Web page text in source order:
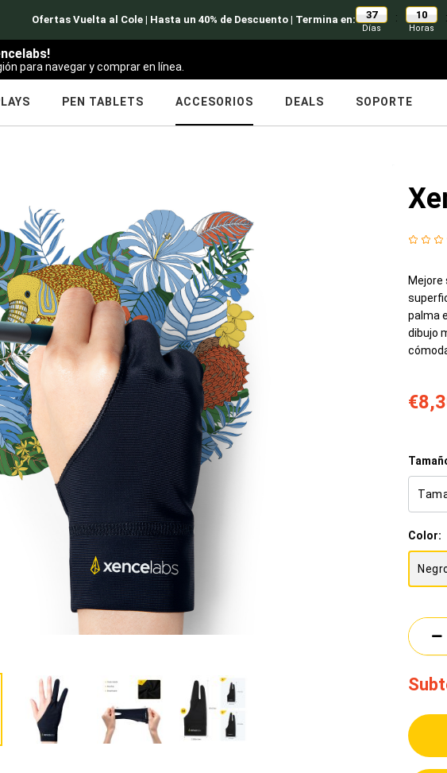
Ofertas Vuelta al Cole | Hasta un 40% de Descuento | Termina en: 37
Días
: 10
Horas
:
para navegar y comprar en línea.
PEN TABLETS ACCESORIOS DEALS SOPORTE
Mejore
palma
dibujo
Color: